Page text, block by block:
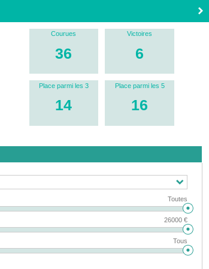
Courues
36
Victoires
6
Place parmi les 3
14
Place parmi les 5
16
Toutes
26000 €
Tous